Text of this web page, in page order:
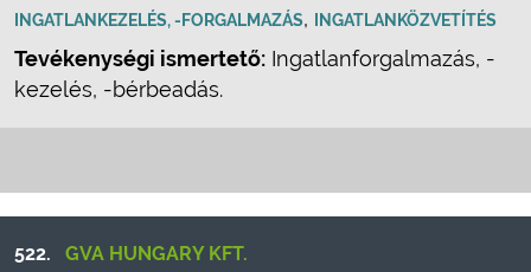
INGATLANKEZELÉS, -FORGALMAZÁS, INGATLANKÖZVETÍTÉS
Tevékenységi ismertető: Ingatlanforgalmazás, -
kezelés, -bérbeadás.
522. GVA HUNGARY KFT.